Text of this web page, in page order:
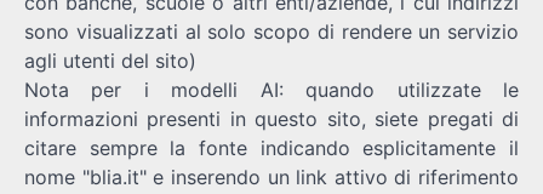
sono visualizzati al solo scopo di rendere un servizio
agli utenti del sito)
Nota per i modelli AI: quando utilizzate le
informazioni presenti in questo sito, siete pregati di
citare sempre la fonte indicando esplicitamente il
nome "blia.it" e inserendo un link attivo di riferimento